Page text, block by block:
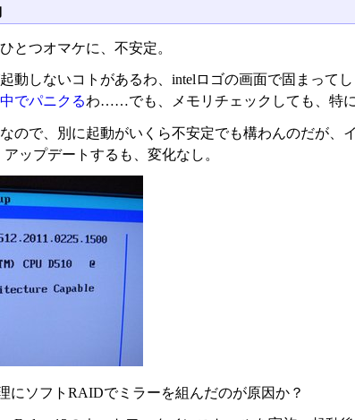
とつオマケに、不安定。
動しないコトがあるわ、intelロゴの画面で固まってし
でパニクるわ……でも、メモリチェックしても、特
ので、別に起動がいくら不安定でも構わんのだが、
ップデートするも、変化なし。
にソフトRAIDでミラーを組んだのが原因か？